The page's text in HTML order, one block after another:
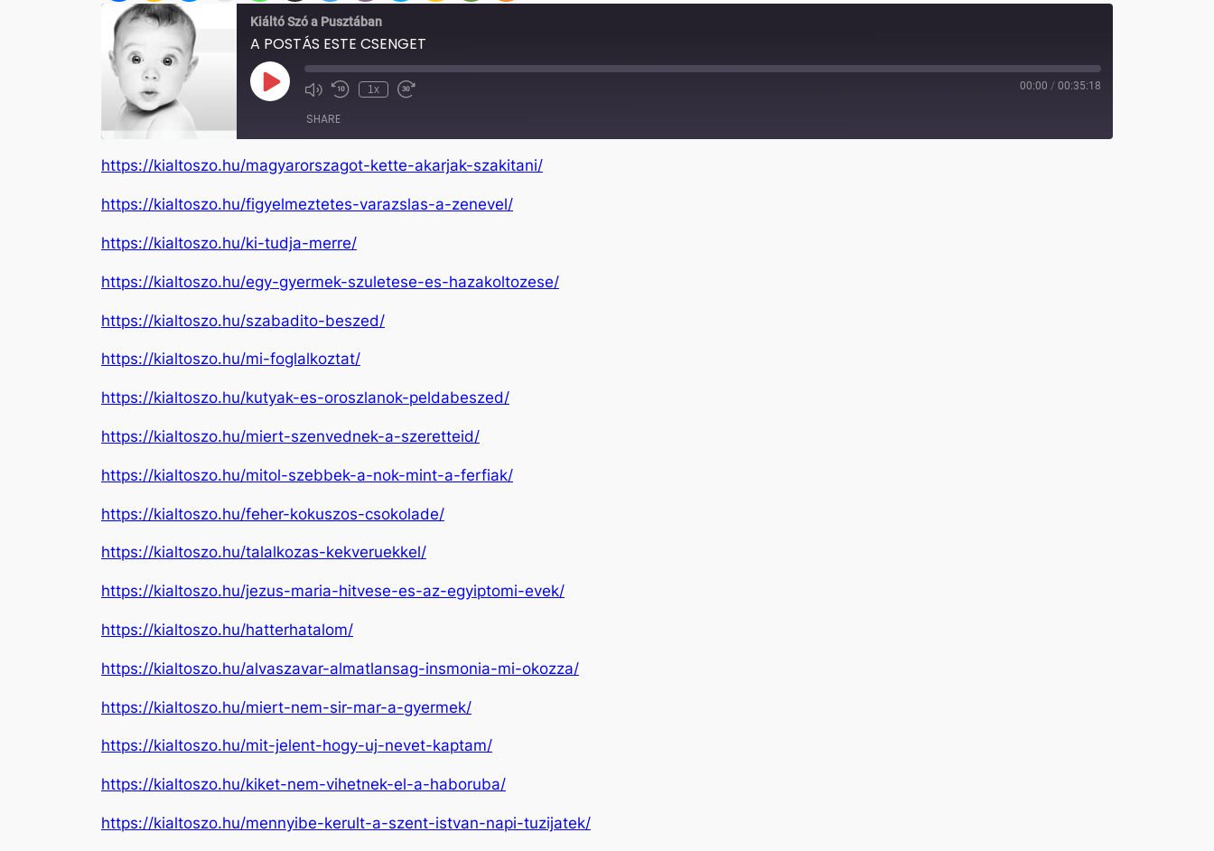
Kiáltó Szó a Pusztában
A POSTÁS ESTE CSENGET
Play
Episode Mute/Unmute
Rewind
1x
Fast
00:00 / 00:35:18
SHARE
SHARE
LINK
EMBED
https://kialtoszo.hu/magyarorszagot-kette-akarjak-szakitani/
https://kialtoszo.hu/figyelmeztetes-varazslas-a-zenevel/
https://kialtoszo.hu/ki-tudja-merre/
https://kialtoszo.hu/egy-gyermek-szuletese-es-hazakoltozese/
https://kialtoszo.hu/szabadito-beszed/
https://kialtoszo.hu/mi-foglalkoztat/
https://kialtoszo.hu/kutyak-es-oroszlanok-peldabeszed/
https://kialtoszo.hu/miert-szenvednek-a-szeretteid/
https://kialtoszo.hu/mitol-szebbek-a-nok-mint-a-ferfiak/
https://kialtoszo.hu/feher-kokuszos-csokolade/
https://kialtoszo.hu/talalkozas-kekveruekkel/
https://kialtoszo.hu/jezus-maria-hitvese-es-az-egyiptomi-evek/
https://kialtoszo.hu/hatterhatalom/
https://kialtoszo.hu/alvaszavar-almatlansag-insmonia-mi-okozza/
https://kialtoszo.hu/miert-nem-sir-mar-a-gyermek/
https://kialtoszo.hu/mit-jelent-hogy-uj-nevet-kaptam/
https://kialtoszo.hu/kiket-nem-vihetnek-el-a-haboruba/
https://kialtoszo.hu/mennyibe-kerult-a-szent-istvan-napi-tuzijatek/